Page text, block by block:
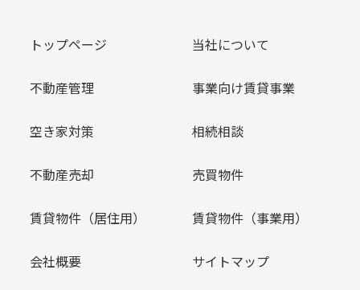
トップページ 当社について
不動産管理 事業向け賃貸事業
空き家対策 相続相談
不動産売却 売買物件
賃貸物件（居住用） 賃貸物件（事業用）
会社概要 サイトマップ